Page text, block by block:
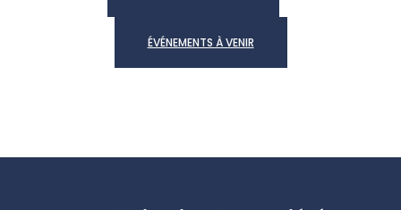
ÉVÉNEMENTS À VENIR